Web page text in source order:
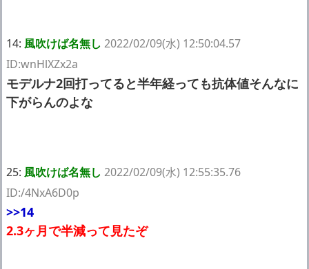
14: 風吹けば名無し 2022/02/09(水) 12:50:04.57
ID:wnHlXZx2a
モデルナ2回打ってると半年経っても抗体値そんなに
下がらんのよな
25: 風吹けば名無し 2022/02/09(水) 12:55:35.76
ID:/4NxA6D0p
>>14
2.3ヶ月で半減って見たぞ